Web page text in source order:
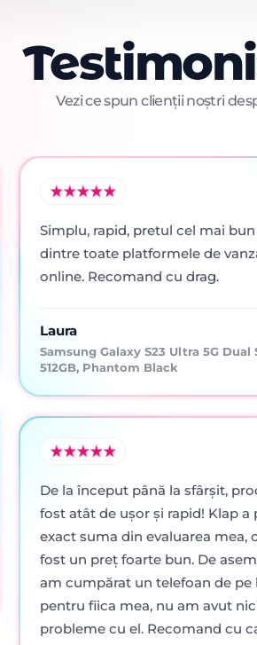
Vezi ce spun clienții noștri
Simplu, rapid, pretul cel mai
dintre toate platformele de
online. Recomand cu drag.
Laura
Samsung Galaxy S23 Ultra 5G Dual
512GB, Phantom Black
De la început până la sfârșit,
fost atât de ușor și rapid! Klap a
exact suma din evaluarea mea,
fost un preț foarte bun. De
am cumpărat un telefoan de pe
pentru fiica mea, nu am avut
probleme cu el. Recomand cu